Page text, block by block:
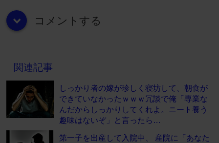
down コメントする
関連記事
しっかり者の嫁が珍しく寝坊して、朝食が
できていなかったｗｗｗ冗談で俺「専業な
んだからしっかりしてくれよ。ニート養う
趣味はないぞ」と言ったら…
第一子を出産して入院中、 産院に「あなた